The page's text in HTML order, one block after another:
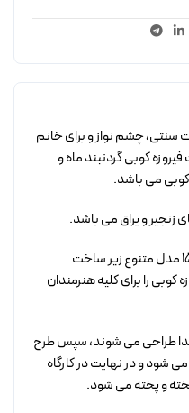
سنتی، چشم نواز و برای خانم
کوبی گردنبند ماه و
می باشد.
زنجیر و یراق می باشد.
گالری درسا زیور مفتخر است بیش از 150 مدل متنوع زیر ساخت
را برای کلیه هنرمندان
طراحی می شوند، سپس طرح
شود و در نهایت در کارگاه
و پخته می شود.